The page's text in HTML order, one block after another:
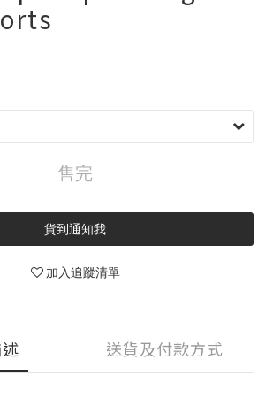
差，如遇到缺貨很抱歉！請見諒！
售完
貨到通知我
加入追蹤清單
送貨及付款方式